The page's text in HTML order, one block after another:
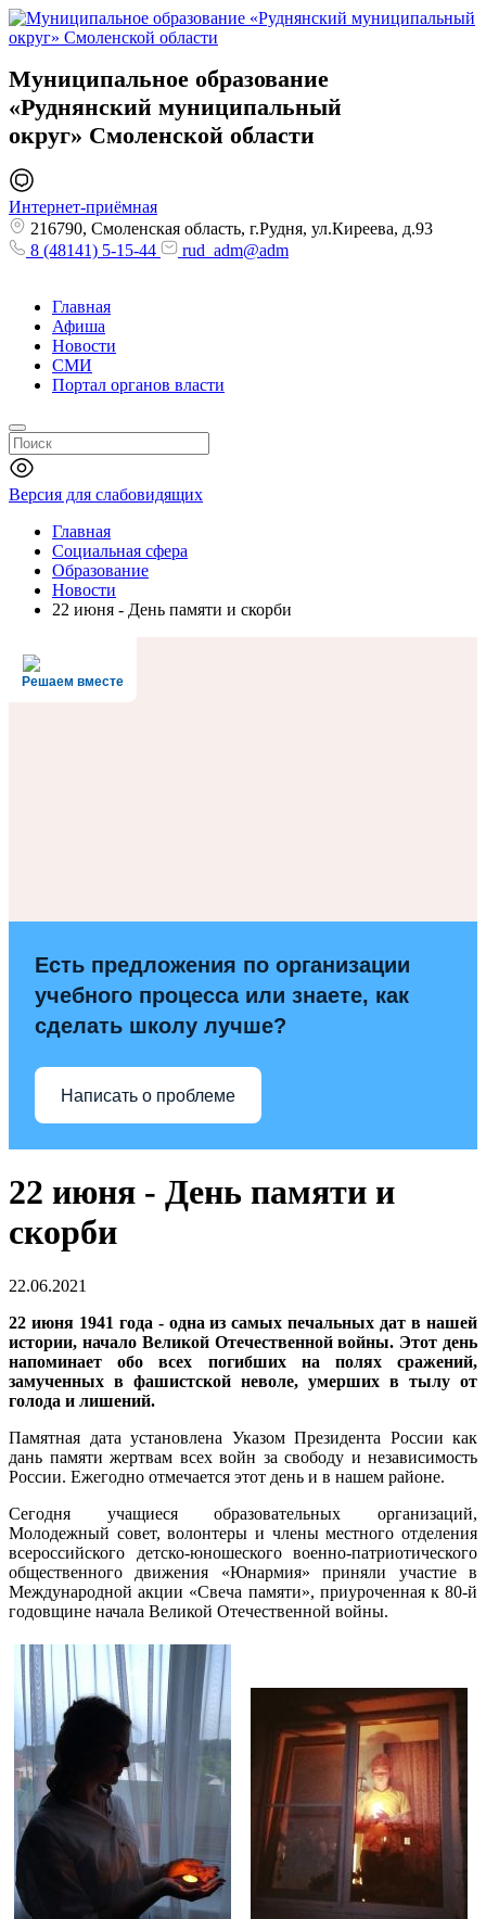
Муниципальное образование
«Руднянский муниципальный
округ» Смоленской области
Интернет-приёмная
216790, Смоленская область, г.Рудня, ул.Киреева, д.93
8 (48141) 5-15-44
rud_adm@adm
Главная
Афиша
Новости
СМИ
Портал органов власти
Версия для слабовидящих
Главная
Социальная сфера
Образование
Новости
22 июня - День памяти и скорби
Решаем вместе
Есть предложения по организации
учебного процесса или знаете, как
сделать школу лучше?
Написать о проблеме
22 июня - День памяти и
скорби
22.06.2021
22 июня 1941 года - одна из самых печальных дат в нашей
истории, начало Великой Отечественной войны. Этот день
напоминает обо всех погибших на полях сражений,
замученных в фашистской неволе, умерших в тылу от
голода и лишений.
Памятная дата установлена Указом Президента России как
дань памяти жертвам всех войн за свободу и независимость
России. Ежегодно отмечается этот день и в нашем районе.
Сегодня учащиеся образовательных организаций,
Молодежный совет, волонтеры и члены местного отделения
всероссийского детско-юношеского военно-патриотического
общественного движения «Юнармия» приняли участие в
Международной акции «Свеча памяти», приуроченная к 80-й
годовщине начала Великой Отечественной войны.